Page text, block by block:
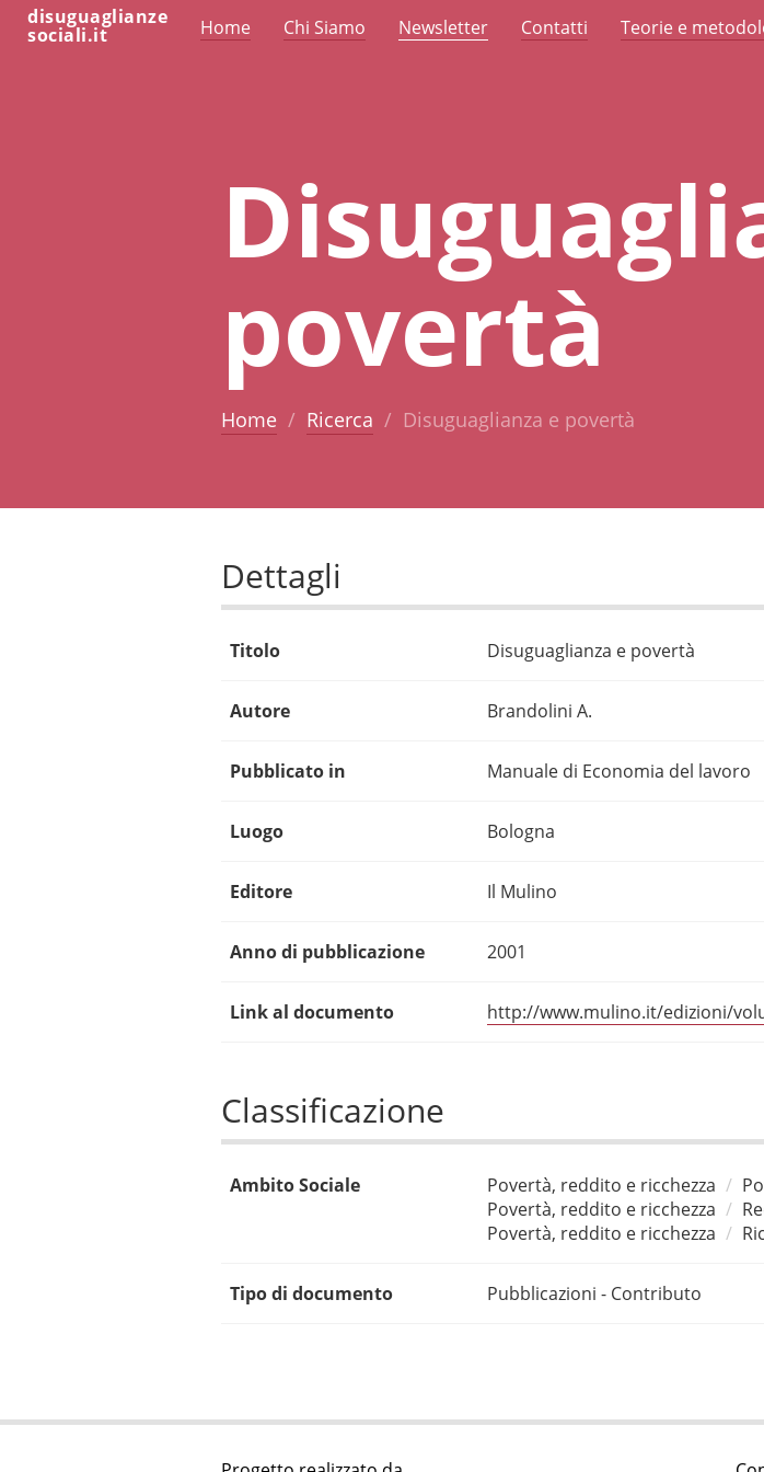
disuguaglianze
sociali.it Home Chi Siamo Newsletter Contatti Teorie e
povertà
Home Ricerca Disuguaglianza e povertà
Dettagli
Titolo Disuguaglianza e povertà
Autore Brandolini A.
Pubblicato in Manuale di Economia del lavoro
Luogo Bologna
Editore Il Mulino
Anno di pubblicazione 2001
Link al documento http://www.mulino.it/edizioni/
Classificazione
Ambito Sociale Povertà, reddito e ricchezza
Povertà, reddito e ricchezza
Povertà, reddito e ricchezza
Tipo di documento Pubblicazioni - Contributo